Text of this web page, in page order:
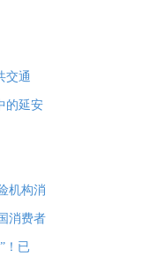
交通
的延安
机构消
消费者
！已